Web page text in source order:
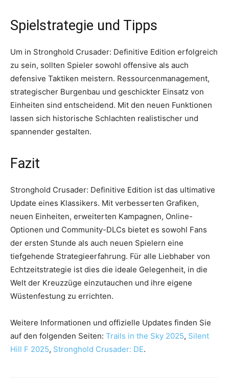
Spielstrategie und Tipps
Um in Stronghold Crusader: Definitive Edition erfolgreich
zu sein, sollten Spieler sowohl offensive als auch
defensive Taktiken meistern. Ressourcenmanagement,
strategischer Burgenbau und geschickter Einsatz von
Einheiten sind entscheidend. Mit den neuen Funktionen
lassen sich historische Schlachten realistischer und
spannender gestalten.
Fazit
Stronghold Crusader: Definitive Edition ist das ultimative
Update eines Klassikers. Mit verbesserten Grafiken,
neuen Einheiten, erweiterten Kampagnen, Online-
Optionen und Community-DLCs bietet es sowohl Fans
der ersten Stunde als auch neuen Spielern eine
tiefgehende Strategieerfahrung. Für alle Liebhaber von
Echtzeitstrategie ist dies die ideale Gelegenheit, in die
Welt der Kreuzzüge einzutauchen und ihre eigene
Wüstenfestung zu errichten.
Weitere Informationen und offizielle Updates finden Sie
auf den folgenden Seiten: Trails in the Sky 2025, Silent
Hill F 2025, Stronghold Crusader: DE.